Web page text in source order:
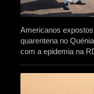
Americanos
quarentena no
com a epidemia na